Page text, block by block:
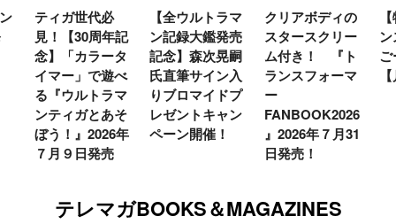
ティガ世代必
見！【30周年記
念】「カラータ
イマー」で遊べ
る『ウルトラマ
ンティガとあそ
ぼう！』2026年
７月９日発売
【全ウルトラマ
ン記録大鑑発売
記念】森次晃嗣
氏直筆サイン入
りブロマイドプ
レゼントキャン
ペーン開催！
クリアボディの
スタースクリー
ム付き！ 『ト
ランスフォーマ
ー
FANBOOK2026
』2026年７月31
日発売！
テレマガBOOKS＆MAGAZINES